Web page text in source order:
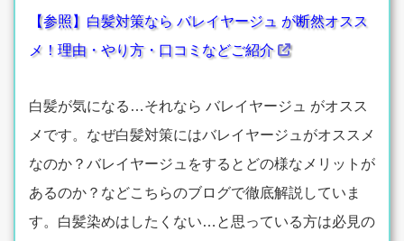
【参照】白髪対策なら バレイヤージュ が断然オスス
メ！理由・やり方・口コミなどご紹介
白髪が気になる…それなら バレイヤージュ がオスス
メです。なぜ白髪対策にはバレイヤージュがオススメ
なのか？バレイヤージュをするとどの様なメリットが
あるのか？などこちらのブログで徹底解説していま
す。白髪染めはしたくない…と思っている方は必見の